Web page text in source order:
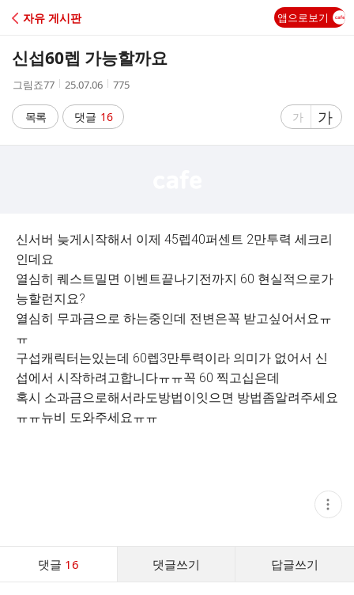
C
자유 게시판 앱으로보기
신섭60렙 가능할까요
작
자
그림죠77
작
시
간
25.07.06
조
수
775
목록 댓글 16
글
게
가
글
자
게
가
신서버 늦게시작해서 이제 45렙40퍼센트 2만투력 세크리
인데요
열심히 퀘스트밀면 이벤트끝나기전까지 60 현실적으로가
능할런지요?
열심히 무과금으로 하는중인데 전변은꼭 받고싶어서요ㅠ
ㅠ
구섭캐릭터는있는데 60렙3만투력이라 의미가 없어서 신
섭에서 시작하려고합니다ㅠㅠ꼭 60 찍고십은데
혹시 소과금으로해서라도방법이잇으면 방법좀알려주세요
ㅠㅠ뉴비 도와주세요ㅠㅠ
현
재
글
기
댓글 16 댓글쓰기 답글쓰기